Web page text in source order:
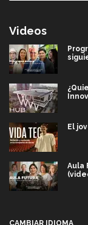
Videos
El
Aula
CAMBIAR IDIOMA